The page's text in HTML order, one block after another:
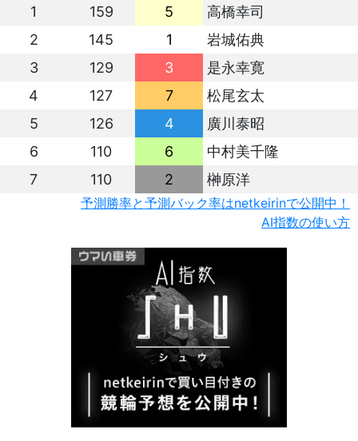
1 159 5
高橋幸司
2
145 1
岩城佑典
3
129 3
是永幸寛
4
127 7
松尾玄太
5
126 4
廣川泰昭
6
110 6
中村美千隆
7
110 2 榊原洋
予測勝率と予測バック率はnetkeirinで公開中！
AI指数の使い方